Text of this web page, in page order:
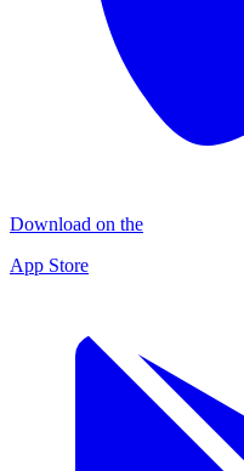
Download on the
App Store